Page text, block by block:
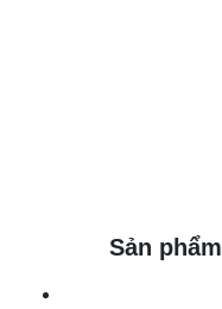
Sản phẩm